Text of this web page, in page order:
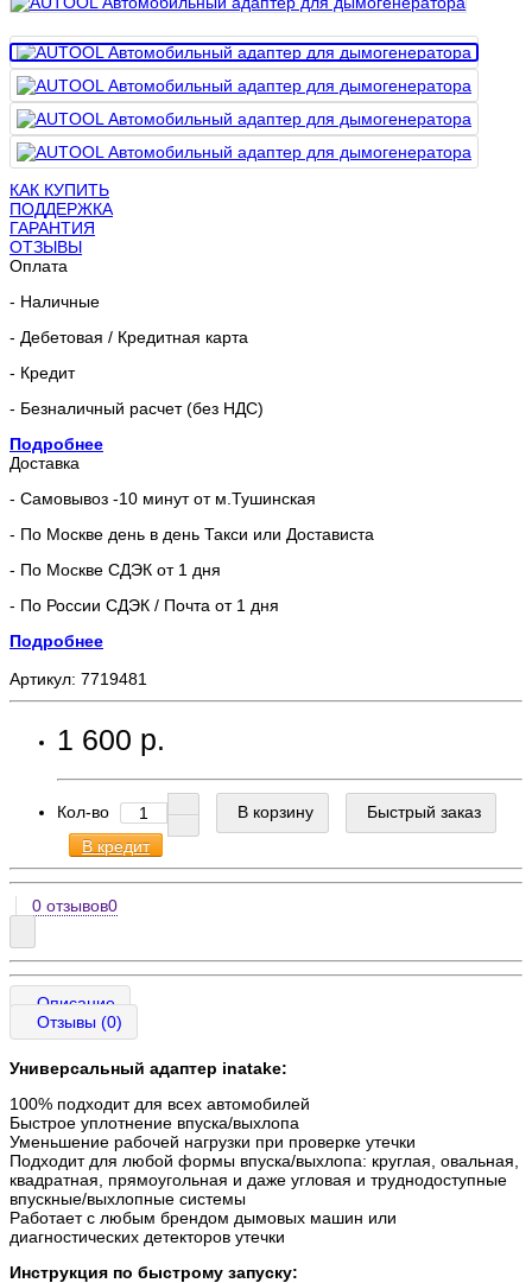
КАК КУПИТЬ
ПОДДЕРЖКА
ГАРАНТИЯ
ОТЗЫВЫ
Оплата
- Наличные
- Дебетовая / Кредитная карта
- Кредит
- Безналичный расчет (без НДС)
Подробнее
Доставка
- Самовывоз -10 минут от м.Тушинская
- По Москве день в день Такси или Достависта
- По Москве СДЭК от 1 дня
- По России СДЭК / Почта от 1 дня
Подробнее
Артикул: 7719481
1 600 р.
Кол-во В корзину
Быстрый заказ
В кредит
0 отзывов0
Описание
Отзывы (0)
Универсальный адаптер inatake:
100% подходит для всех автомобилей
Быстрое уплотнение впуска/выхлопа
Уменьшение рабочей нагрузки при проверке утечки
Подходит для любой формы впуска/выхлопа: круглая, овальная,
квадратная, прямоугольная и даже угловая и труднодоступные
впускные/выхлопные системы
Работает с любым брендом дымовых машин или
диагностических детекторов утечки
Инструкция по быстрому запуску: